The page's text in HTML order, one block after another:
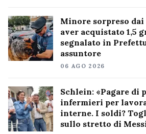
Minore sorpreso
aver acquistato 1,5
segnalato in
assuntore
06 AGO 2026
Schlein: «Pagare di
infermieri per
interne. I soldi?
sullo stretto di